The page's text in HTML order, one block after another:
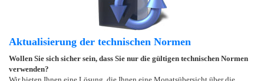
Aktualisierung der technischen Normen
Wollen Sie sich sicher sein, dass Sie nur die gültigen technischen Normen
verwenden?